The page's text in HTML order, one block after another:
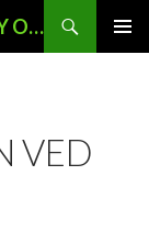
BEVARINGSFORENINGEN RØRVIG BY OG LAND
VED